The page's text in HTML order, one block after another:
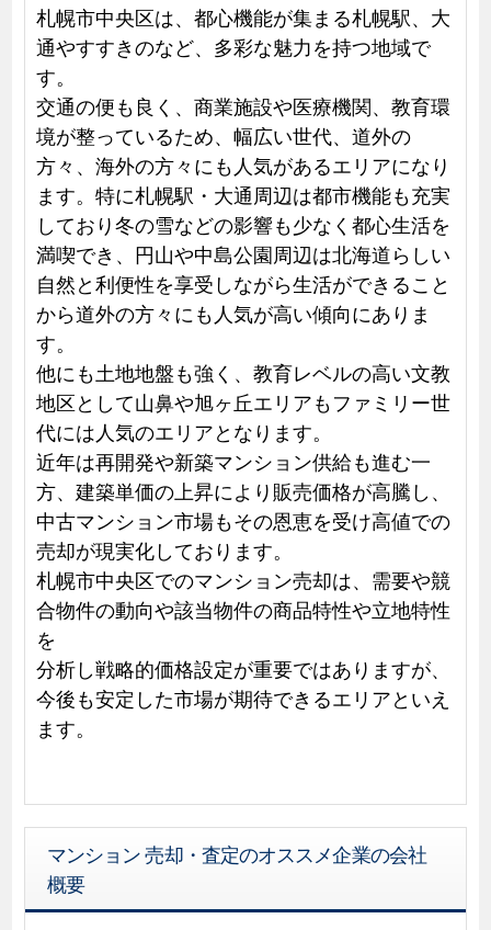
札幌市中央区は、都心機能が集まる札幌駅、大
通やすすきのなど、多彩な魅力を持つ地域で
す。
交通の便も良く、商業施設や医療機関、教育環
境が整っているため、幅広い世代、道外の
方々、海外の方々にも人気があるエリアになり
ます。特に札幌駅・大通周辺は都市機能も充実
しており冬の雪などの影響も少なく都心生活を
満喫でき、円山や中島公園周辺は北海道らしい
自然と利便性を享受しながら生活ができること
から道外の方々にも人気が高い傾向にありま
す。
他にも土地地盤も強く、教育レベルの高い文教
地区として山鼻や旭ヶ丘エリアもファミリー世
代には人気のエリアとなります。
近年は再開発や新築マンション供給も進む一
方、建築単価の上昇により販売価格が高騰し、
中古マンション市場もその恩恵を受け高値での
売却が現実化しております。
札幌市中央区でのマンション売却は、需要や競
合物件の動向や該当物件の商品特性や立地特性
を
分析し戦略的価格設定が重要ではありますが、
今後も安定した市場が期待できるエリアといえ
ます。
マンション 売却・査定のオススメ企業の会社
概要